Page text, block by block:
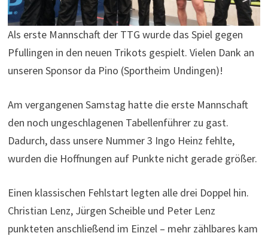
Als erste Mannschaft der TTG wurde das Spiel gegen
Pfullingen in den neuen Trikots gespielt. Vielen Dank an
unseren Sponsor da Pino (Sportheim Undingen)!
Am vergangenen Samstag hatte die erste Mannschaft
den noch ungeschlagenen Tabellenführer zu gast.
Dadurch, dass unsere Nummer 3 Ingo Heinz fehlte,
wurden die Hoffnungen auf Punkte nicht gerade größer.
Einen klassischen Fehlstart legten alle drei Doppel hin.
Christian Lenz, Jürgen Scheible und Peter Lenz
punkteten anschließend im Einzel – mehr zählbares kam